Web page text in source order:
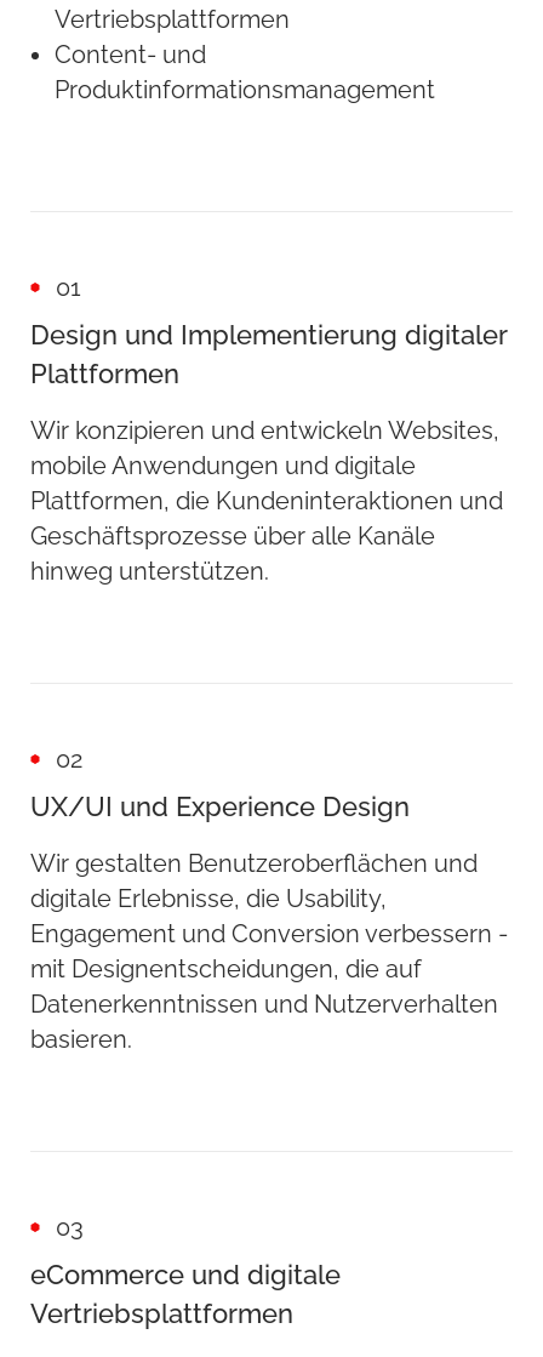
Vertriebsplattformen
Content- und
Produktinformationsmanagement
01
Design und Implementierung digitaler
Plattformen
Wir konzipieren und entwickeln Websites,
mobile Anwendungen und digitale
Plattformen, die Kundeninteraktionen und
Geschäftsprozesse über alle Kanäle
hinweg unterstützen.
02
UX/UI und Experience Design
Wir gestalten Benutzeroberflächen und
digitale Erlebnisse, die Usability,
Engagement und Conversion verbessern -
mit Designentscheidungen, die auf
Datenerkenntnissen und Nutzerverhalten
basieren.
03
eCommerce und digitale
Vertriebsplattformen